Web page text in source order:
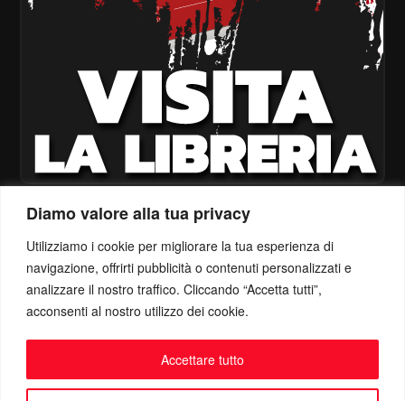
Diamo valore alla tua privacy
Utilizziamo i cookie per migliorare la tua esperienza di
navigazione, offrirti pubblicità o contenuti personalizzati e
analizzare il nostro traffico. Cliccando “Accetta tutti”,
acconsenti al nostro utilizzo dei cookie.
Accettare tutto